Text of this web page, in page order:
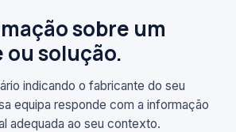
sobre um
solução.
indicando o fabricante do seu
equipa responde com a informação
adequada ao seu contexto.